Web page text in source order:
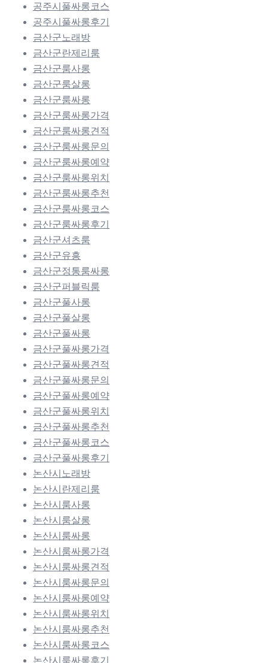
공주시풀싸롱코스
공주시풀싸롱후기
금산군노래방
금산군란제리룸
금산군룸사롱
금산군룸살롱
금산군룸싸롱
금산군룸싸롱가격
금산군룸싸롱견적
금산군룸싸롱문의
금산군룸싸롱예약
금산군룸싸롱위치
금산군룸싸롱추천
금산군룸싸롱코스
금산군룸싸롱후기
금산군셔츠룸
금산군유흥
금산군정통룸싸롱
금산군퍼블릭룸
금산군풀사롱
금산군풀살롱
금산군풀싸롱
금산군풀싸롱가격
금산군풀싸롱견적
금산군풀싸롱문의
금산군풀싸롱예약
금산군풀싸롱위치
금산군풀싸롱추천
금산군풀싸롱코스
금산군풀싸롱후기
논산시노래방
논산시란제리룸
논산시룸사롱
논산시룸살롱
논산시룸싸롱
논산시룸싸롱가격
논산시룸싸롱견적
논산시룸싸롱문의
논산시룸싸롱예약
논산시룸싸롱위치
논산시룸싸롱추천
논산시룸싸롱코스
논산시룸싸롱후기